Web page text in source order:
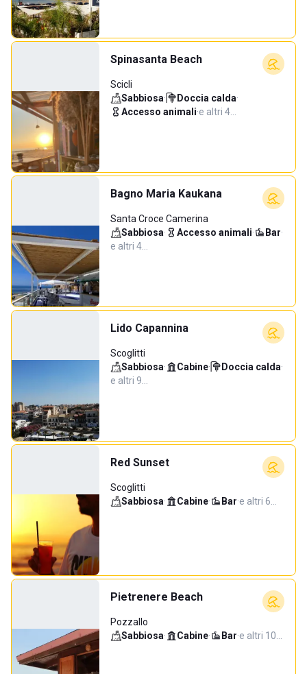
Spinasanta Beach
Scicli
Sabbiosa· Doccia calda·
Accesso animali·e altri 4…
Bagno Maria Kaukana
Santa Croce Camerina
Sabbiosa· Accesso animali· Bar·
e altri 4…
Lido Capannina
Scoglitti
Sabbiosa· Cabine· Doccia calda·
e altri 9…
Red Sunset
Scoglitti
Sabbiosa· Cabine· Bar·e altri 6…
Pietrenere Beach
Pozzallo
Sabbiosa· Cabine· Bar·e altri 10…